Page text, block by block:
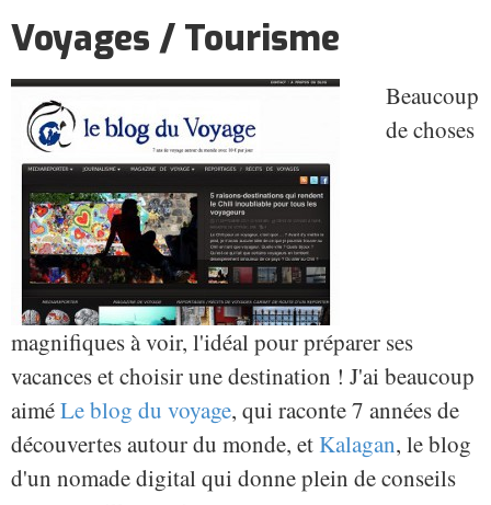
Voyages / Tourisme
Beaucoup
de choses
magnifiques à voir, l'idéal pour préparer ses
vacances et choisir une destination ! J'ai beaucoup
aiméLe blog du voyage, qui raconte 7 années de
découvertes autour du monde, etKalagan, le blog
d'un nomade digital qui donne plein de conseils